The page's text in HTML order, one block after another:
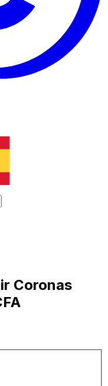
Coronas